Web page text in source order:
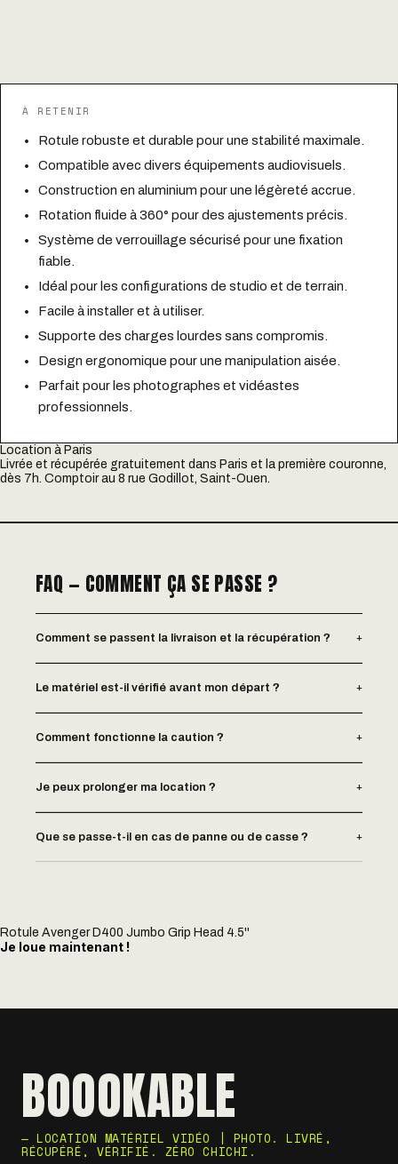
À RETENIR
Rotule robuste et durable pour une stabilité maximale.
Compatible avec divers équipements audiovisuels.
Construction en aluminium pour une légèreté accrue.
Rotation fluide à 360° pour des ajustements précis.
Système de verrouillage sécurisé pour une fixation
fiable.
Idéal pour les configurations de studio et de terrain.
Facile à installer et à utiliser.
Supporte des charges lourdes sans compromis.
Design ergonomique pour une manipulation aisée.
Parfait pour les photographes et vidéastes
professionnels.
Location à Paris
Livrée et récupérée gratuitement dans Paris et la première couronne,
dès 7h. Comptoir au 8 rue Godillot, Saint-Ouen.
FAQ — COMMENT ÇA SE PASSE ?
Comment se passent la livraison et la récupération ? +
Le matériel est-il vérifié avant mon départ ? +
Comment fonctionne la caution ? +
Je peux prolonger ma location ? +
Que se passe-t-il en cas de panne ou de casse ? +
Rotule Avenger D400 Jumbo Grip Head 4.5''
Je loue maintenant !
BOOOKABLE
— LOCATION MATÉRIEL VIDÉO | PHOTO. LIVRÉ,
RÉCUPÉRÉ, VÉRIFIÉ. ZÉRO CHICHI.